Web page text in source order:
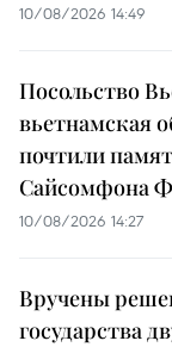
10/08/2026 14:49
Посольство
вьетнамская
почтили
Сайсомфона
10/08/2026 14:27
Вручены
государства